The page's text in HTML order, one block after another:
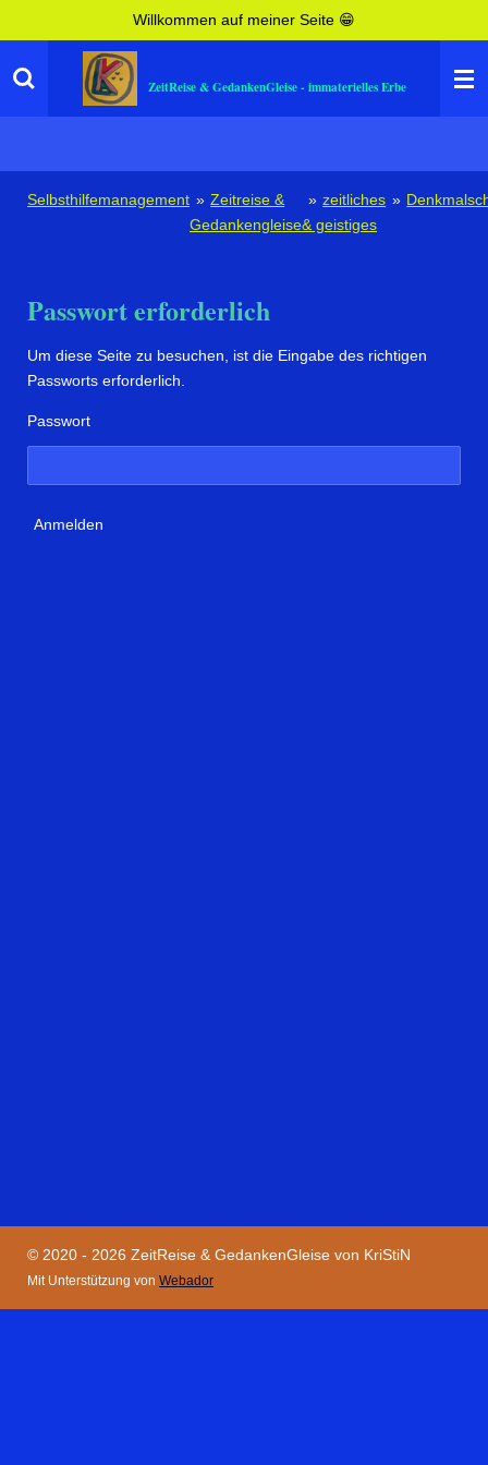
springen
ZeitReise & GedankenGleise - immaterielles Erbe
Willkommen auf meiner Seite 😁
Selbsthilfemanagement » Zeitreise &
Gedankengleise
» zeitliches
& geistiges
»
Passwort erforderlich
Um diese Seite zu besuchen, ist die Eingabe des richtigen
Passworts erforderlich.
Passwort
Anmelden
© 2020 - 2026 ZeitReise & GedankenGleise von KriStiN
Mit Unterstützung von Webador